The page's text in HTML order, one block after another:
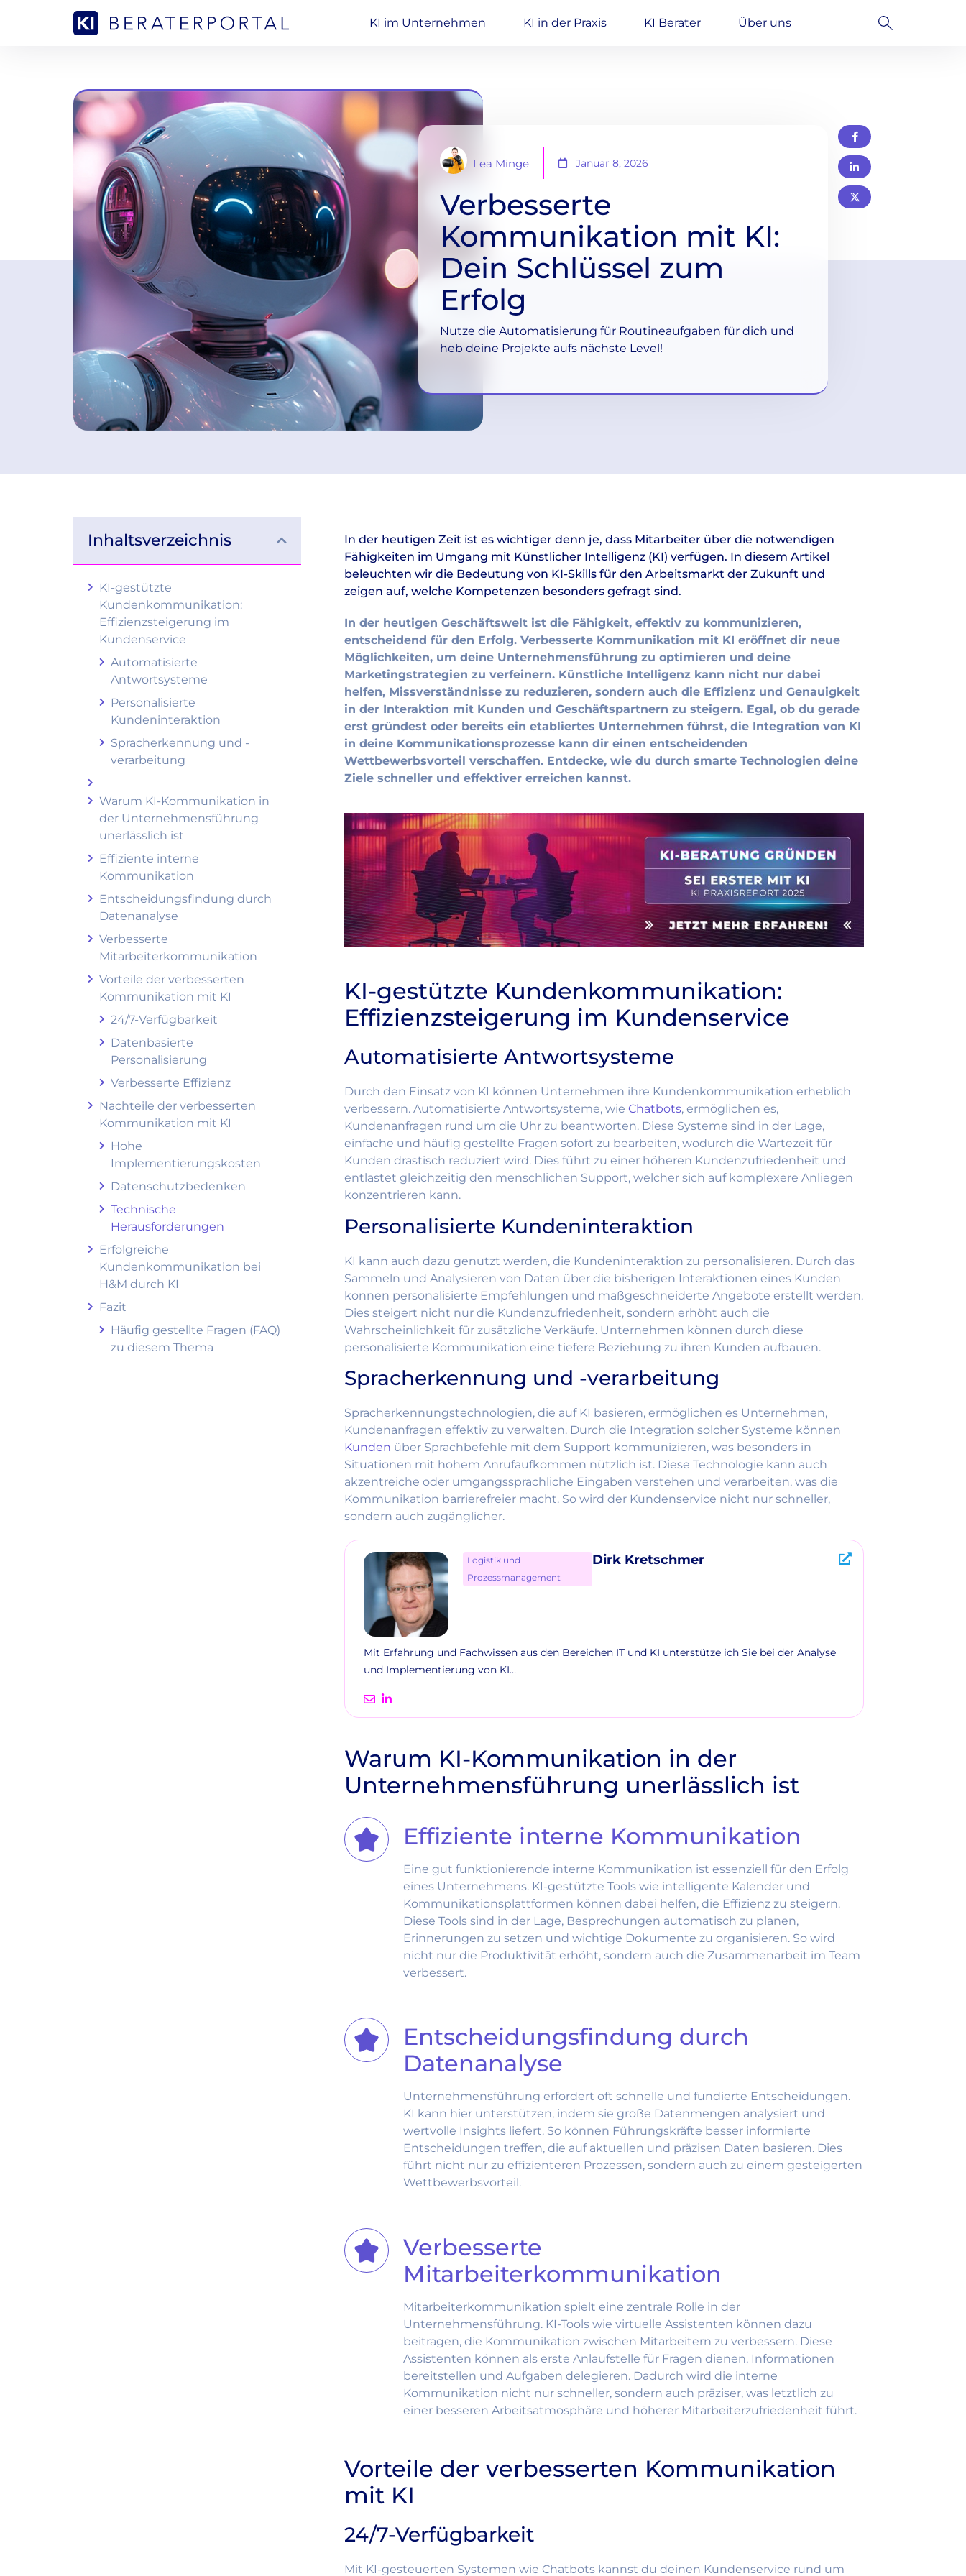
KI im Unternehmen KI in der Praxis KI Berater Über uns
Lea Minge Januar 8, 2026
Verbesserte
Kommunikation mit KI:
Dein Schlüssel zum
Erfolg
Nutze die Automatisierung für Routineaufgaben für dich und
heb deine Projekte aufs nächste Level!
Inhaltsverzeichnis
KI-gestützte
Kundenkommunikation:
Effizienzsteigerung im
Kundenservice
Automatisierte
Antwortsysteme
Personalisierte
Kundeninteraktion
Spracherkennung und -
verarbeitung
Warum KI-Kommunikation in
der Unternehmensführung
unerlässlich ist
Effiziente interne
Kommunikation
Entscheidungsfindung durch
Datenanalyse
Verbesserte
Mitarbeiterkommunikation
Vorteile der verbesserten
Kommunikation mit KI
24/7-Verfügbarkeit
Datenbasierte
Personalisierung
Verbesserte Effizienz
Nachteile der verbesserten
Kommunikation mit KI
Hohe
Implementierungskosten
Datenschutzbedenken
Technische
Herausforderungen
Erfolgreiche
Kundenkommunikation bei
H&M durch KI
Fazit
Häufig gestellte Fragen (FAQ)
zu diesem Thema
In der heutigen Zeit ist es wichtiger denn je, dass Mitarbeiter über die notwendigen
Fähigkeiten im Umgang mit Künstlicher Intelligenz (KI) verfügen. In diesem Artikel
beleuchten wir die Bedeutung von KI-Skills für den Arbeitsmarkt der Zukunft und
zeigen auf, welche Kompetenzen besonders gefragt sind.
In der heutigen Geschäftswelt ist die Fähigkeit, effektiv zu kommunizieren,
entscheidend für den Erfolg. Verbesserte Kommunikation mit KI eröffnet dir neue
Möglichkeiten, um deine Unternehmensführung zu optimieren und deine
Marketingstrategien zu verfeinern. Künstliche Intelligenz kann nicht nur dabei
helfen, Missverständnisse zu reduzieren, sondern auch die Effizienz und Genauigkeit
in der Interaktion mit Kunden und Geschäftspartnern zu steigern. Egal, ob du gerade
erst gründest oder bereits ein etabliertes Unternehmen führst, die Integration von KI
in deine Kommunikationsprozesse kann dir einen entscheidenden
Wettbewerbsvorteil verschaffen. Entdecke, wie du durch smarte Technologien deine
Ziele schneller und effektiver erreichen kannst.
KI-gestützte Kundenkommunikation:
Effizienzsteigerung im Kundenservice
Automatisierte Antwortsysteme
Durch den Einsatz von KI können Unternehmen ihre Kundenkommunikation erheblich
verbessern. Automatisierte Antwortsysteme, wie Chatbots, ermöglichen es,
Kundenanfragen rund um die Uhr zu beantworten. Diese Systeme sind in der Lage,
einfache und häufig gestellte Fragen sofort zu bearbeiten, wodurch die Wartezeit für
Kunden drastisch reduziert wird. Dies führt zu einer höheren Kundenzufriedenheit und
entlastet gleichzeitig den menschlichen Support, welcher sich auf komplexere Anliegen
konzentrieren kann.
Personalisierte Kundeninteraktion
KI kann auch dazu genutzt werden, die Kundeninteraktion zu personalisieren. Durch das
Sammeln und Analysieren von Daten über die bisherigen Interaktionen eines Kunden
können personalisierte Empfehlungen und maßgeschneiderte Angebote erstellt werden.
Dies steigert nicht nur die Kundenzufriedenheit, sondern erhöht auch die
Wahrscheinlichkeit für zusätzliche Verkäufe. Unternehmen können durch diese
personalisierte Kommunikation eine tiefere Beziehung zu ihren Kunden aufbauen.
Spracherkennung und -verarbeitung
Spracherkennungstechnologien, die auf KI basieren, ermöglichen es Unternehmen,
Kundenanfragen effektiv zu verwalten. Durch die Integration solcher Systeme können
Kunden über Sprachbefehle mit dem Support kommunizieren, was besonders in
Situationen mit hohem Anrufaufkommen nützlich ist. Diese Technologie kann auch
akzentreiche oder umgangssprachliche Eingaben verstehen und verarbeiten, was die
Kommunikation barrierefreier macht. So wird der Kundenservice nicht nur schneller,
sondern auch zugänglicher.
Logistik und
Prozessmanagement
Dirk Kretschmer
Mit Erfahrung und Fachwissen aus den Bereichen IT und KI unterstütze ich Sie bei der Analyse
und Implementierung von KI…
Warum KI-Kommunikation in der
Unternehmensführung unerlässlich ist
Effiziente interne Kommunikation
Eine gut funktionierende interne Kommunikation ist essenziell für den Erfolg
eines Unternehmens. KI-gestützte Tools wie intelligente Kalender und
Kommunikationsplattformen können dabei helfen, die Effizienz zu steigern.
Diese Tools sind in der Lage, Besprechungen automatisch zu planen,
Erinnerungen zu setzen und wichtige Dokumente zu organisieren. So wird
nicht nur die Produktivität erhöht, sondern auch die Zusammenarbeit im Team
verbessert.
Entscheidungsfindung durch
Datenanalyse
Unternehmensführung erfordert oft schnelle und fundierte Entscheidungen.
KI kann hier unterstützen, indem sie große Datenmengen analysiert und
wertvolle Insights liefert. So können Führungskräfte besser informierte
Entscheidungen treffen, die auf aktuellen und präzisen Daten basieren. Dies
führt nicht nur zu effizienteren Prozessen, sondern auch zu einem gesteigerten
Wettbewerbsvorteil.
Verbesserte
Mitarbeiterkommunikation
Mitarbeiterkommunikation spielt eine zentrale Rolle in der
Unternehmensführung. KI-Tools wie virtuelle Assistenten können dazu
beitragen, die Kommunikation zwischen Mitarbeitern zu verbessern. Diese
Assistenten können als erste Anlaufstelle für Fragen dienen, Informationen
bereitstellen und Aufgaben delegieren. Dadurch wird die interne
Kommunikation nicht nur schneller, sondern auch präziser, was letztlich zu
einer besseren Arbeitsatmosphäre und höherer Mitarbeiterzufriedenheit führt.
Vorteile der verbesserten Kommunikation
mit KI
24/7-Verfügbarkeit
Mit KI-gesteuerten Systemen wie Chatbots kannst du deinen Kundenservice rund um